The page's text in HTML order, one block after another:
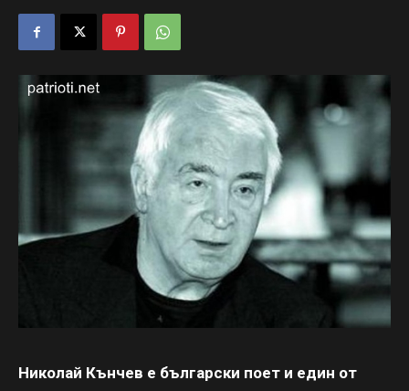
Николай Кънчев е български поет и един от